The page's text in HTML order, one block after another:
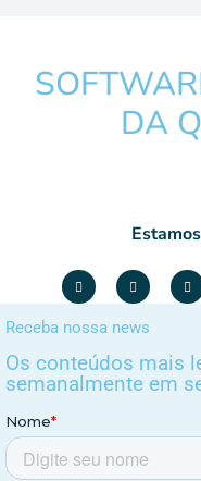
DA
Receba nossa news
Os conteúdos mais
semanalmente em